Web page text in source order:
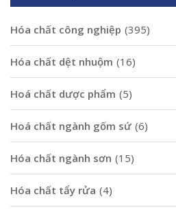
Hóa chất công nghiệp (395)
Hóa chất dệt nhuộm (16)
Hoá chất dược phẩm (5)
Hoá chất ngành gốm sứ (6)
Hóa chất ngành sơn (15)
Hóa chất tẩy rửa (4)